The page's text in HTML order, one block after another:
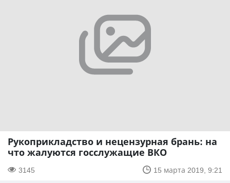
Рукоприкладство и нецензурная брань: на
что жалуются госслужащие ВКО
3145 15 марта 2019, 9:21